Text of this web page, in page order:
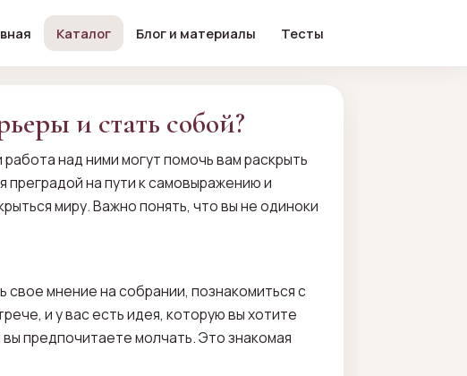
Каталог Блог и материалы Тесты
и стать собой?
над ними могут помочь вам раскрыть
преградой на пути к самовыражению и
миру. Важно понять, что вы не одиноки
свое мнение на собрании, познакомиться с
и у вас есть идея, которую вы хотите
предпочитаете молчать. Это знакомая